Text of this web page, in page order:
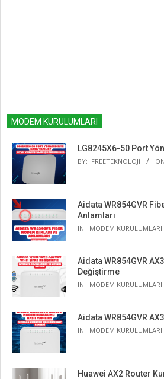
MODEM KURULUMLARI
LG8245X6-50 Port
BY: FREETEKNOLOJI
Aidata WR854GVR
Anlamları
IN: MODEM KURULUMLARI
Aidata WR854GVR
Değiştirme
IN: MODEM KURULUMLARI
Aidata WR854GVR
IN: MODEM KURULUMLARI
Huawei AX2 Router